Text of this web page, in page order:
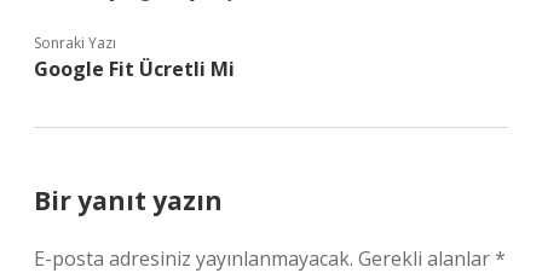
Sonraki Yazı
Google Fit Ücretli Mi
Bir yanıt yazın
E-posta adresiniz yayınlanmayacak. Gerekli alanlar*